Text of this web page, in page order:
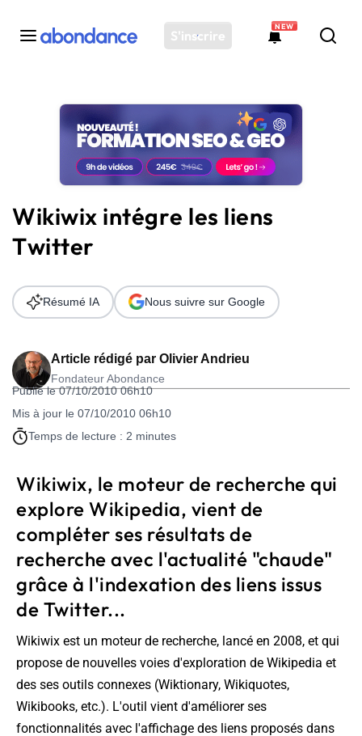
S'inscrire
NEW
Toutes les actus
Actus SEO
Plateforme
Solutions
Ressources
Audit SEO
Wikiwix intégre les liens
Twitter
Article rédigé par Olivier Andrieu
Fondateur Abondance
Publié le 07/10/2010 06h10
Mis à jour le 07/10/2010 06h10
Temps de lecture : 2 minutes
Résumé IA Nous suivre sur Google
Wikiwix, le moteur de recherche qui
explore Wikipedia, vient de
compléter ses résultats de
recherche avec l'actualité "chaude"
grâce à l'indexation des liens issus
de Twitter...
Wikiwix est un moteur de recherche, lancé en 2008, et qui
propose de nouvelles voies d'exploration de Wikipedia et
des ses outils connexes (Wiktionary, Wikiquotes,
Wikibooks, etc.). L'outil vient d'améliorer ses
fonctionnalités avec l'affichage des liens proposés dans